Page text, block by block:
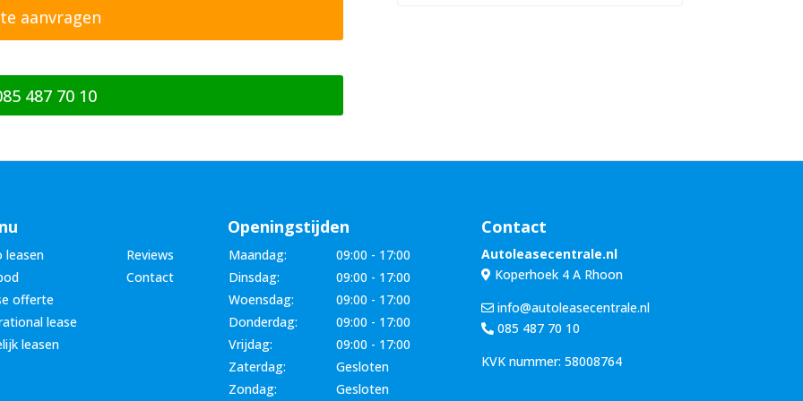
487 70 10
leasen
Reviews
Contact
offerte
lease
leasen
Openingstijden
Maandag:
09:00 - 17:00
Dinsdag:
09:00 - 17:00
Woensdag:
09:00 - 17:00
Donderdag:
09:00 - 17:00
Vrijdag:
09:00 - 17:00
Zaterdag:
Gesloten
Zondag:
Gesloten
Contact
Autoleasecentrale.nl
Koperhoek 4 A Rhoon
info@autoleasecentrale.nl
085 487 70 10
KVK nummer: 58008764